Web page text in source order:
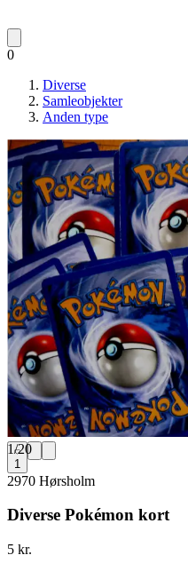
0
Diverse
Samleobjekter
Anden type
1/20
1
2970 Hørsholm
Diverse Pokémon kort
5 kr.